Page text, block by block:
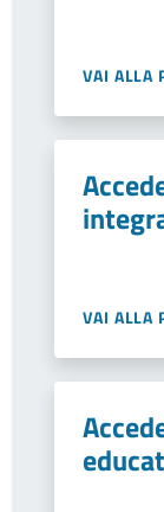
VAI ALLA
VAI ALLA